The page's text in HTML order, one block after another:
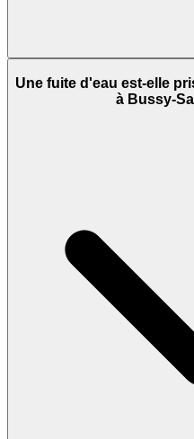
Une fuite d'eau est-elle
à Bussy-